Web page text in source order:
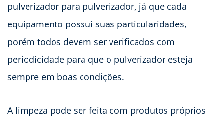
pulverizador para pulverizador, já que cada
equipamento possui suas particularidades,
porém todos devem ser verificados com
periodicidade para que o pulverizador esteja
sempre em boas condições.
A limpeza pode ser feita com produtos próprios